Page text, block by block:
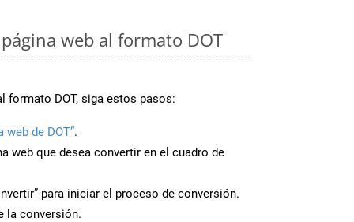
web al formato DOT
formato DOT, siga estos pasos:
web de DOT”.
web que desea convertir en el cuadro de
para iniciar el proceso de conversión.
la conversión.